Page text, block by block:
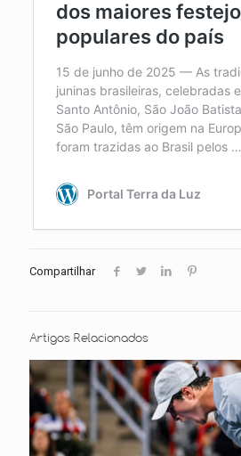
Compartilhar
Artigos Relacionados